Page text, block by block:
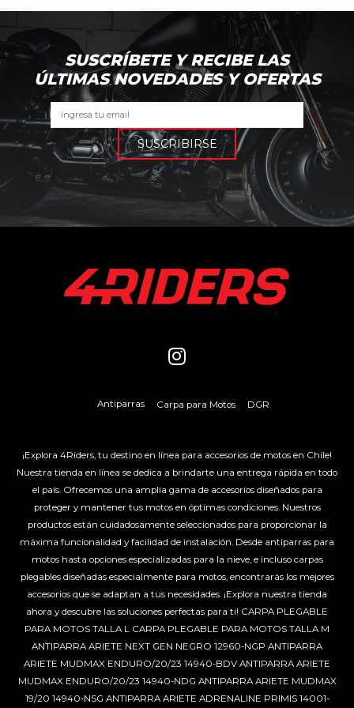
SUSCRÍBETE Y RECIBE LAS
ÚLTIMAS NOVEDADES Y OFERTAS
Antiparras Carpa para Motos DGR
¡Explora 4Riders, tu destino en línea para accesorios de motos en Chile!
Nuestra tienda en línea se dedica a brindarte una entrega rápida en todo
el país. Ofrecemos una amplia gama de accesorios diseñados para
proteger y mantener tus motos en óptimas condiciones. Nuestros
productos están cuidadosamente seleccionados para proporcionar la
máxima funcionalidad y facilidad de instalación. Desde antiparras para
motos hasta opciones especializadas para la nieve, e incluso carpas
plegables diseñadas especialmente para motos, encontrarás los mejores
accesorios que se adaptan a tus necesidades. ¡Explora nuestra tienda
ahora y descubre las soluciones perfectas para ti! CARPA PLEGABLE
PARA MOTOS TALLA L
CARPA PLEGABLE PARA MOTOS TALLA M
ANTIPARRA ARIETE NEXT GEN NEGRO 12960-NGP ANTIPARRA
ARIETE MUDMAX ENDURO/20/23 14940-BDV ANTIPARRA ARIETE
MUDMAX ENDURO/20/23 14940-NDG ANTIPARRA ARIETE MUDMAX
19/20 14940-NSG ANTIPARRA ARIETE ADRENALINE PRIMIS 14001-